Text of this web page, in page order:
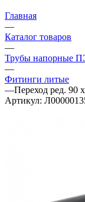
Главная
—
Каталог товаров
—
Трубы напорные
—
Фитинги литые
—Переход ред. 90
Артикул: